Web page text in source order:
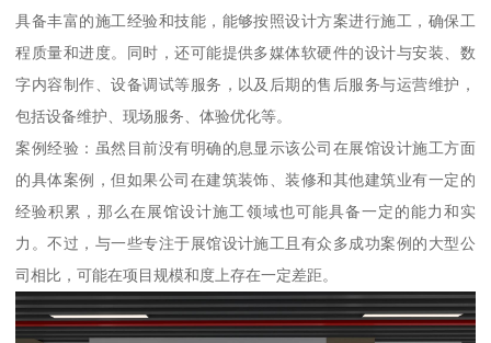
具备丰富的施工经验和技能，能够按照设计方案进行施工，确保工
程质量和进度。同时，还可能提供多媒体软硬件的设计与安装、数
字内容制作、设备调试等服务，以及后期的售后服务与运营维护，
包括设备维护、现场服务、体验优化等。
案例经验：虽然目前没有明确的息显示该公司在展馆设计施工方面
的具体案例，但如果公司在建筑装饰、装修和其他建筑业有一定的
经验积累，那么在展馆设计施工领域也可能具备一定的能力和实
力。不过，与一些专注于展馆设计施工且有众多成功案例的大型公
司相比，可能在项目规模和度上存在一定差距。